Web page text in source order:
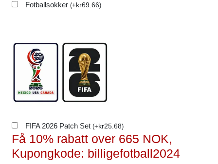
Fotballsokker (+kr69.66)
FIFA 2026 Patch Set (+kr25.68)
Få 10% rabatt over 665 NOK,
Kupongkode: billigefotball2024